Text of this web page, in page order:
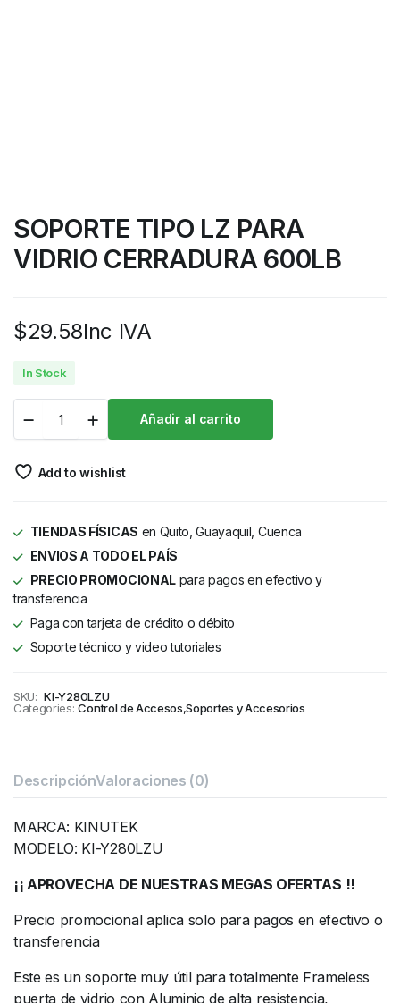
SOPORTE TIPO LZ PARA
VIDRIO CERRADURA 600LB
$29.58Inc IVA
In Stock
Añadir al carrito
Add to wishlist
TIENDAS FÍSICAS en Quito, Guayaquil, Cuenca
ENVIOS A TODO EL PAÍS
PRECIO PROMOCIONALpara pagos en efectivo y
transferencia
Paga con tarjeta de crédito o débito
Soporte técnico y video tutoriales
SKU: KI-Y280LZU
Categories: Control de Accesos,Soportes y Accesorios
DescripciónValoraciones (0)
MARCA: KINUTEK
MODELO: KI-Y280LZU
¡¡ APROVECHA DE NUESTRAS MEGAS OFERTAS !!
Precio promocional aplica solo para pagos en efectivo o
transferencia
Este es un soporte muy útil para totalmente Frameless
puerta de vidrio con Aluminio de alta resistencia,